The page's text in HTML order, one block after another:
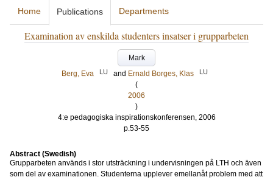
Home Publications Departments
Examination av enskilda studenters insatser i grupparbeten
Mark
Berg, Eva
LU and Ernald Borges, Klas LU
(
2006
)
4:e pedagogiska inspirationskonferensen, 2006
p.53-55
Abstract (Swedish)
Grupparbeten används i stor utsträckning i undervisningen på LTH och även
som del av examinationen. Studenterna upplever emellanåt problem med att